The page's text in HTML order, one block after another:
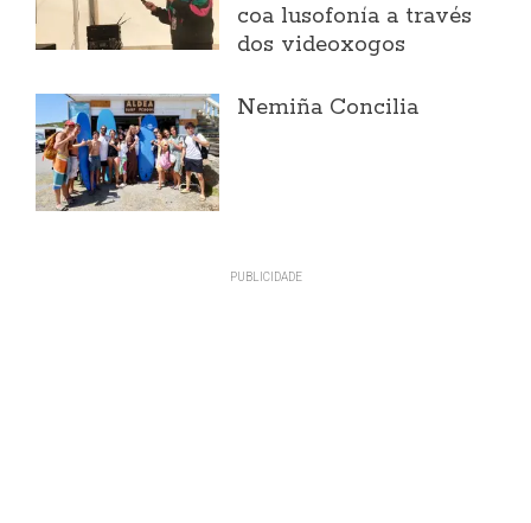
coa lusofonía a través
dos videoxogos
Nemiña Concilia